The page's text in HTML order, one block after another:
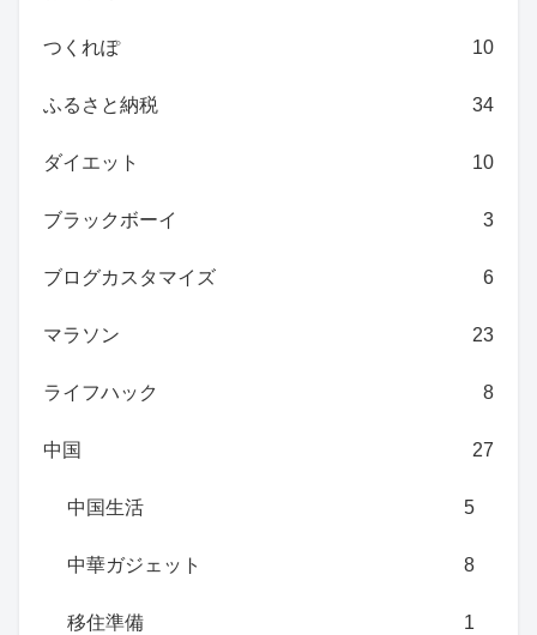
つくれぽ 10
ふるさと納税 34
ダイエット 10
ブラックボーイ 3
ブログカスタマイズ 6
マラソン 23
ライフハック 8
中国 27
中国生活 5
中華ガジェット 8
移住準備 1